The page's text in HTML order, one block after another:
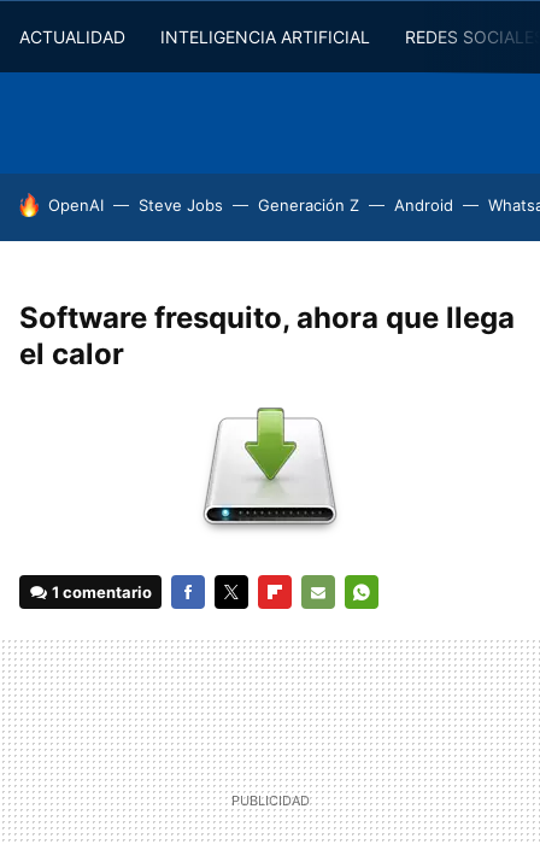
ACTUALIDAD INTELIGENCIA ARTIFICIAL REDES
HOY SE HABLA DE
OpenAI Steve Jobs Generación Z Android
Software fresquito, ahora que llega
el calor
1 comentario
MAIL